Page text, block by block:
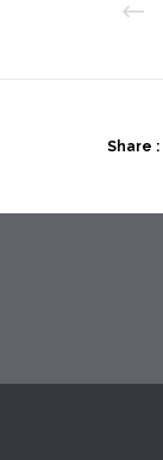
Share :